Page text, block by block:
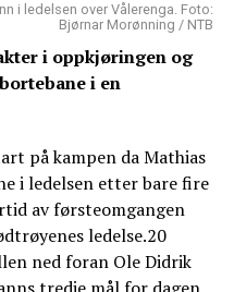
i ledelsen over Vålerenga. Foto:
Bjørnar Morønning / NTB
i oppkjøringen og
i en
på kampen da Mathias
i ledelsen etter bare fire
av førsteomgangen
ledelse.20
ned foran Ole Didrik